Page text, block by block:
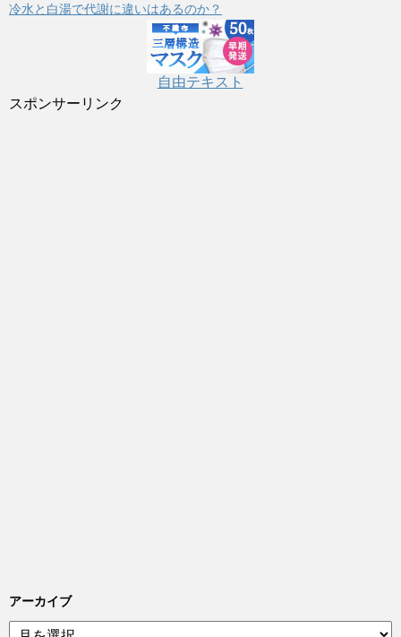
冷水と白湯で代謝に違いはあるのか？
自由テキスト
スポンサーリンク
アーカイブ
ア